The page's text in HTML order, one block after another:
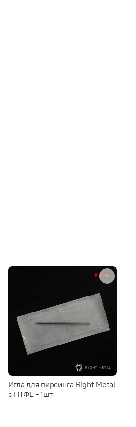
Игла для пирсинга Right Metal
c ПТФЕ - 1шт